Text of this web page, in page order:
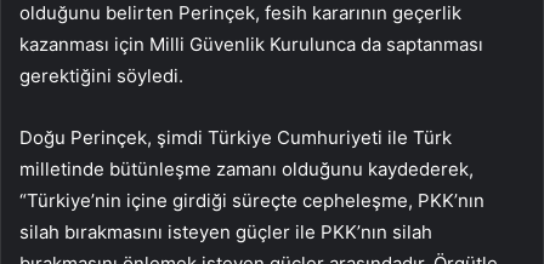
olduğunu belirten Perinçek, fesih kararının geçerlik
kazanması için Milli Güvenlik Kurulunca da saptanması
gerektiğini söyledi.
Doğu Perinçek, şimdi Türkiye Cumhuriyeti ile Türk
milletinde bütünleşme zamanı olduğunu kaydederek,
“Türkiye’nin içine girdiği süreçte cepheleşme, PKK’nın
silah bırakmasını isteyen güçler ile PKK’nın silah